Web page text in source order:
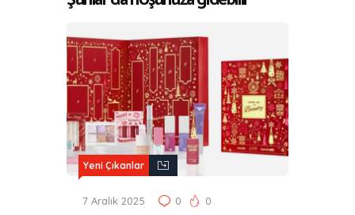
Yeni Çıkanlar
7 Aralık 2025 0 0